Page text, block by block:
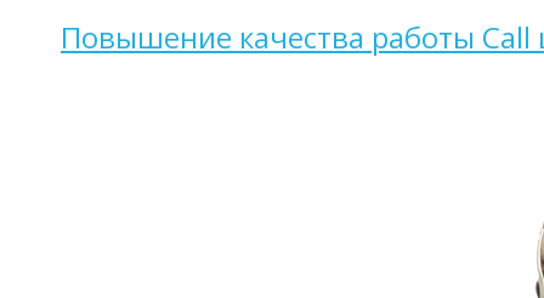
Повышение качества работы Call